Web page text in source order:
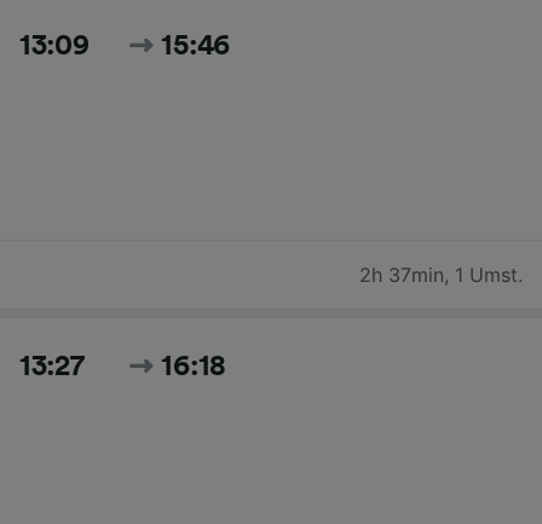
13:09 15:46
2h 37min, 1 Umst.
13:27 16:18